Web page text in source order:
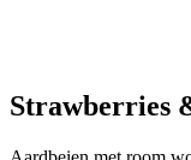
Strawberries